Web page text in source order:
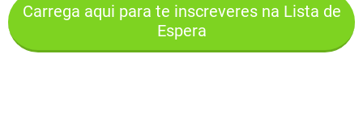
Carrega aqui para te inscreveres na Lista de
Espera